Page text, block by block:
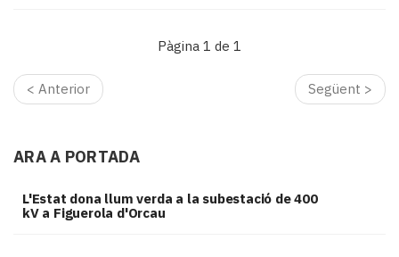
Pallars
Contingut
patrocinat
més
Editorial
Pàgina 1 de 1
< Anterior Següent >
ARA A PORTADA
L'Estat dona llum verda a la subestació de 400
kV a Figuerola d'Orcau